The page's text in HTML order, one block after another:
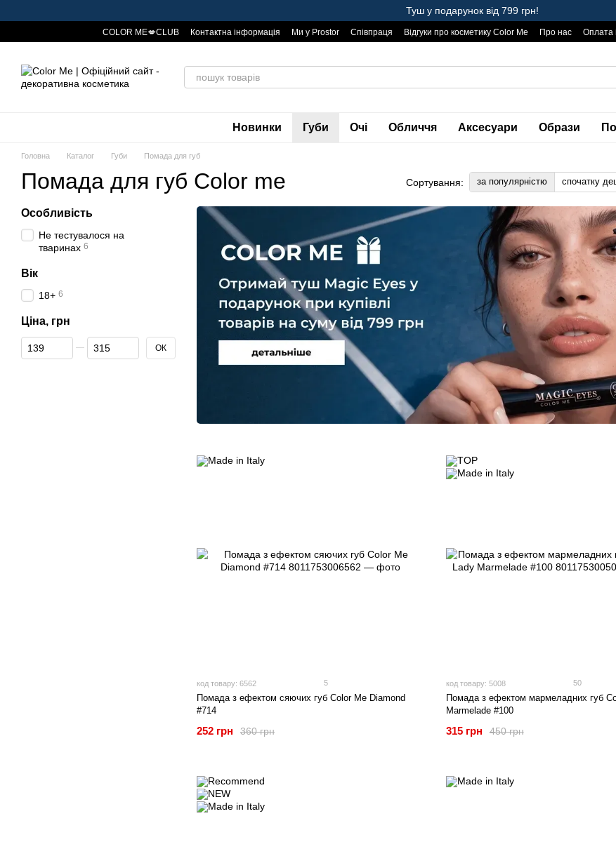
Туш у подарунок від 799 грн!
COLOR ME💋CLUB Контактна інформація Ми у Prostor Співпраця Відгуки про косметику Color Me Про нас Оплата
Новинки Губи Очі Обличчя Аксесуари Образи
Головна Каталог Губи Помада для губ
Помада для губ Color me Сортування: за популярністю спочатку
код товару: 6562 5
Помада з ефектом сяючих губ Color Me Diamond
#714
360 грн
252 грн
код товару: 5008 50
Помада з ефектом мармеладних губ
Marmelade #100
450 грн
315 грн
Особливість
Не тестувалося на
тваринах 6
Вік
18+ 6
Ціна, грн
Від Ціна, грн
До Ціна, грн ОК